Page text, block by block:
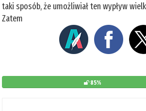
taki sposób, że umożliwiał ten wypływ
Zatem
85%